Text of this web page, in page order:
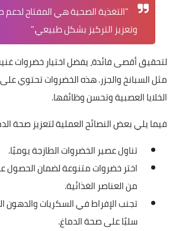
"التغذية الصحية هي المفتاح لدعم
وتعزيز التركيز بشكل طبيعي."
لتحقيق أقصى فائدة، يفضل اختيار خضروات
مثل السبانخ والجزر. هذه الخضروات تحتوي
الخلايا العصبية وتحسن وظائفها.
فيما يلي بعض النصائح العملية لتعزيز صحة
تناول عصير الخضروات الطازجة يوميًا.
اختر خضروات متنوعة لضمان
من العناصر الغذائية.
تجنب الإفراط في السكريات والدهون
سلبًا على صحة الدماغ.